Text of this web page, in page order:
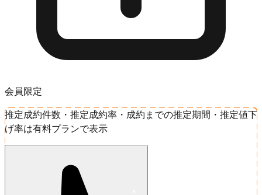
会員限定
推定成約件数・推定成約率・成約までの推定期間・推定値下
げ率は有料プランで表示